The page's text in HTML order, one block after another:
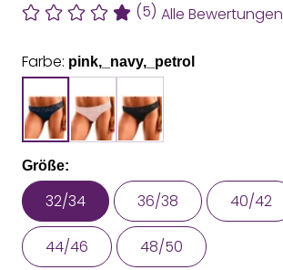
(5) Alle Bewertungen
Farbe: pink,_navy,_petrol
Größe:
32/34 36/38 40/42
44/46 48/50